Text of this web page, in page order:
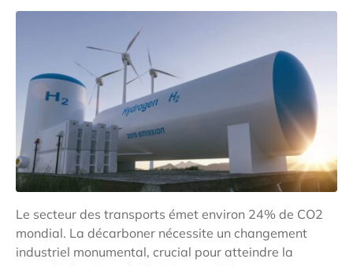
Le secteur des transports émet environ 24% de CO2
mondial. La décarboner nécessite un changement
industriel monumental, crucial pour atteindre la